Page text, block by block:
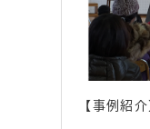
【事例紹